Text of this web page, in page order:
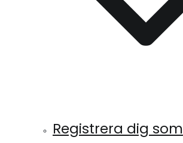
Registrera dig som